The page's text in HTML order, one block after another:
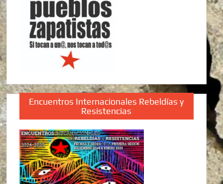
Encuentros Internacionales Rebeldías y
Resistencias